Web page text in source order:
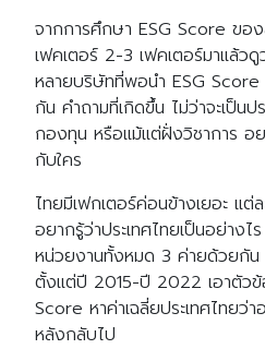
จากการศึกษา ESG Score ขอ
เฟคเตอร์ 2-3 เฟคเตอร์มาแล้ว
หลายบริษัทที่พอนำ ESG Score
กัน คำถามที่เกิดขึ้น ไม่ว่าจะเป็น
กองทุน หรือแม้แต่ฝั่งวิชาการ อ
กับใคร
ไทยมีเฟกเตอร์ค่อนข้างเยอะ แต่
อยากรู้ว่าประเทศไทยเป็นอย่าง
หน่วยงานทั้งหมด 3 ค่ายด้วยกัน
ตั้งแต่ปี 2015-ปี 2022 เอาตัวข้
Score หาค่าเฉลี่ยประเทศไทยว่
หลังกลับไป